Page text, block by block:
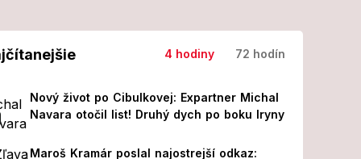
4 hodiny 72 hodín
Nový život po Cibulkovej: Expartner Michal
Navara otočil list! Druhý dych po boku Iryny
Maroš Kramár poslal najostrejší odkaz: